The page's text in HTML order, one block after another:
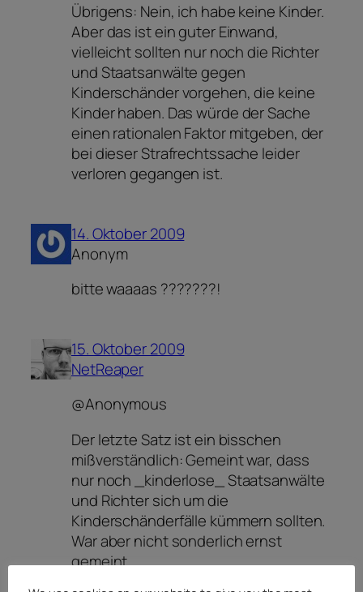
Übrigens: Nein, ich habe keine Kinder.
Aber das ist ein guter Einwand,
vielleicht sollten nur noch die Richter
und Staatsanwälte gegen
Kinderschänder vorgehen, die keine
Kinder haben. Das würde der Sache
einen rationalen Faktor mitgeben, der
bei dieser Strafrechtssache leider
verloren gegangen ist.
14. Oktober 2009
Anonym
bitte waaaas ???????!
15. Oktober 2009
NetReaper
@Anonymous
Der letzte Satz ist ein bisschen
mißverständlich: Gemeint war, dass
nur noch _kinderlose_ Staatsanwälte
und Richter sich um die
Kinderschänderfälle kümmern sollten.
War aber nicht sonderlich ernst
gemeint.